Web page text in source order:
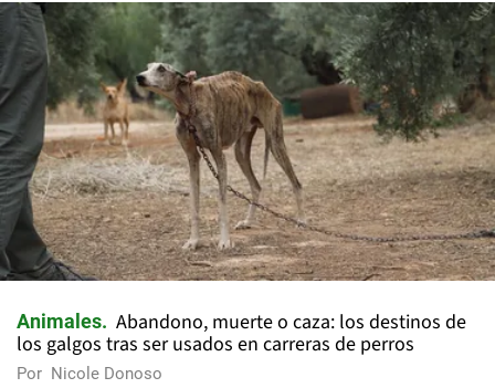
Animales
Abandono, muerte o caza: los destinos de
los galgos tras ser usados en carreras de perros
Por Nicole Donoso